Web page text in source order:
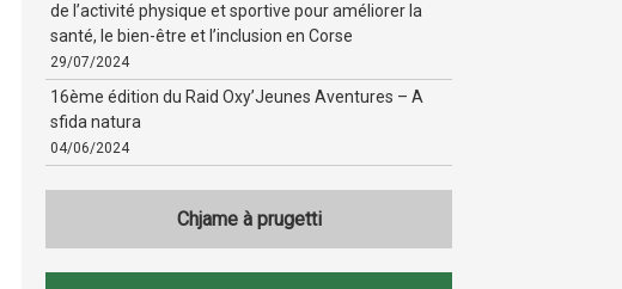
de l’activité physique et sportive pour améliorer la
santé, le bien-être et l’inclusion en Corse
29/07/2024
16ème édition du Raid Oxy’Jeunes Aventures – A
sfida natura
04/06/2024
Chjame à prugetti